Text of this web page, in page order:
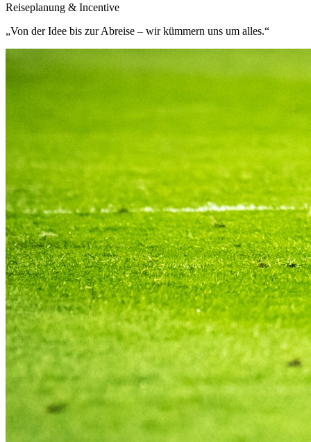
Reiseplanung & Incentive
„Von der Idee bis zur Abreise – wir kümmern uns um alles.“